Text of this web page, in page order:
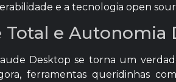
e a tecnologia open
Total e Autonomia
Desktop se torna um
ferramentas queridinhas